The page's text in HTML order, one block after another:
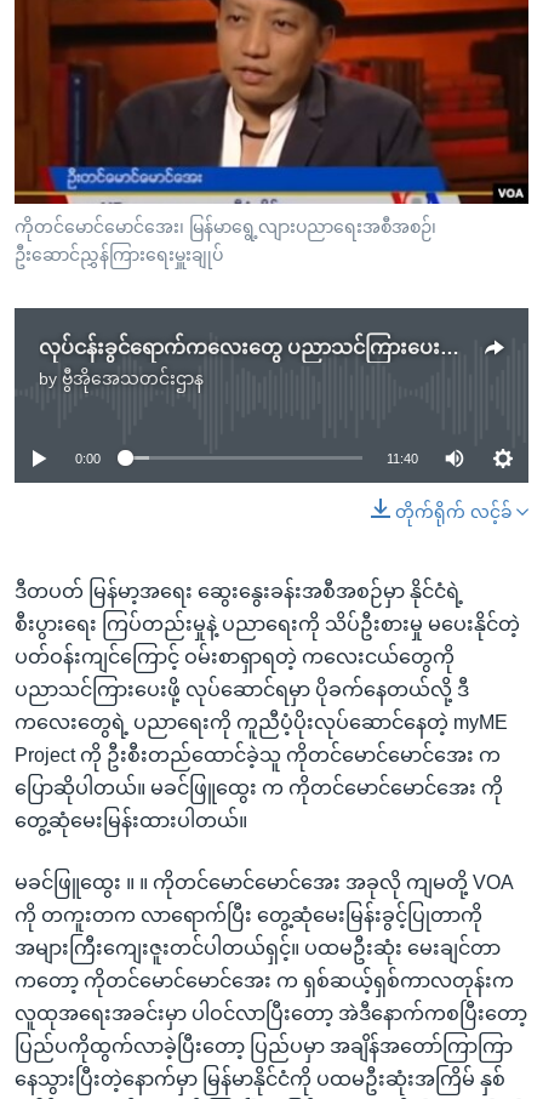
ကျော်
ကြည့်
ရန်
နေရာ
ရုပ်ရှင်ထဲက အင်္ဂလိပ်စာ
သုတပဒေသာ အင်္ဂလိပ်စာ
တီဗွီ
ရေဒီယို/တီဗွီအစီအစဉ်
Learning English
ဗွီအိုအေ လူမှုကွန်ယက်များ
ကိုတင်မောင်မောင်အေး၊ မြန်မာရွေ့လျားပညာရေးအစီအစဉ်၊
ဦးဆောင်ညွှန်ကြားရေးမှူးချုပ်
လုပ်ငန်းခွင်ရောက်ကလေးတွေ ပညာသင်ကြားပေးရေး
by ဗွီအိုအေသတင်းဌာန
No media source currently available
0:00 11:40
တိုက်ရိုက် လင့်ခ်
ဒီတပတ် မြန်မာ့အရေး ဆွေးနွေးခန်းအစီအစဉ်မှာ နိုင်ငံရဲ့
စီးပွားရေး ကြပ်တည်းမှုနဲ့ ပညာရေးကို သိပ်ဦးစားမှု မပေးနိုင်တဲ့
ပတ်ဝန်းကျင်ကြောင့် ဝမ်းစာရှာရတဲ့ ကလေးငယ်တွေကို
ပညာသင်ကြားပေးဖို့ လုပ်ဆောင်ရမှာ ပိုခက်နေတယ်လို့ ဒီ
ကလေးတွေရဲ့ ပညာရေးကို ကူညီပံ့ပိုးလုပ်ဆောင်နေတဲ့ myME
Project ကို ဦးစီးတည်ထောင်ခဲ့သူ ကိုတင်မောင်မောင်အေး က
ပြောဆိုပါတယ်။ မခင်ဖြူထွေး က ကိုတင်မောင်မောင်အေး ကို
တွေ့ဆုံမေးမြန်းထားပါတယ်။
မခင်ဖြူထွေး ။ ။ ကိုတင်မောင်မောင်အေး အခုလို ကျမတို့ VOA
ကို တကူးတက လာရောက်ပြီး တွေ့ဆုံမေးမြန်းခွင့်ပြုတာကို
အများကြီးကျေးဇူးတင်ပါတယ်ရှင့်။ ပထမဦးဆုံး မေးချင်တာ
ကတော့ ကိုတင်မောင်မောင်အေး က ရှစ်ဆယ့်ရှစ်ကာလတုန်းက
လူထုအရေးအခင်းမှာ ပါဝင်လာပြီးတော့ အဲဒီနောက်ကစပြီးတော့
ပြည်ပကိုထွက်လာခဲ့ပြီးတော့ ပြည်ပမှာ အချိန်အတော်ကြာကြာ
နေသွားပြီးတဲ့နောက်မှာ မြန်မာနိုင်ငံကို ပထမဦးဆုံးအကြိမ် နှစ်